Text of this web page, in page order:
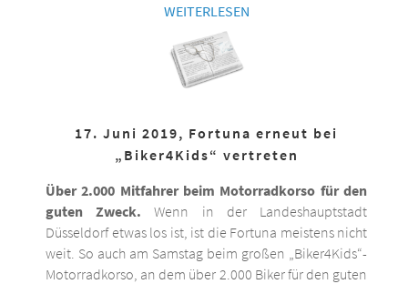
WEITERLESEN
17. Juni 2019, Fortuna erneut bei
„Biker4Kids“ vertreten
Über 2.000 Mitfahrer beim Motorradkorso für den
guten Zweck. Wenn in der Landeshauptstadt
Düsseldorf etwas los ist, ist die Fortuna meistens nicht
weit. So auch am Samstag beim großen „Biker4Kids“-
Motorradkorso, an dem über 2.000 Biker für den guten